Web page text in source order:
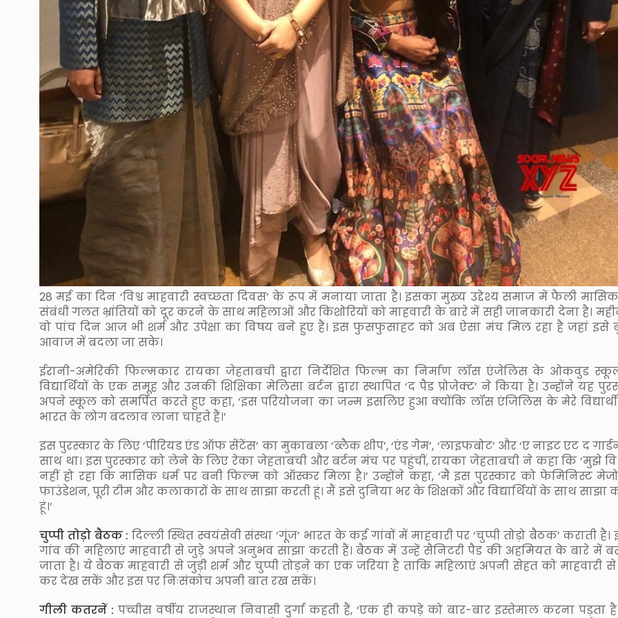
28 मई का दिन ‘विश्व माहवारी स्वच्छता दिवस’ के रूप में मनाया जाता है। इसका मुख्य उद्देश्य समाज में फैली मासिक
संबंधी गलत भ्रांतियों को दूर करने के साथ महिलाओं और किशोरियों को माहवारी के बारे में सही जानकारी देना है।
वो पांच दिन आज भी शर्म और उपेक्षा का विषय बने हुए हैं। इस फुसफुसाहट को अब ऐसा मंच मिल रहा है जहां इसे
आवाज में बदला जा सके।
ईरानी-अमेरिकी फिल्मकार रायका जेहताबची द्वारा निर्देशित फिल्म का निर्माण लॉस एंजेलिस के ओकवुड
विद्यार्थियों के एक समूह और उनकी शिक्षिका मेलिसा बर्टन द्वारा स्थापित ‘द पैड प्रोजेक्ट’ ने किया है। उन्होंने यह
अपने स्कूल को समर्पित करते हुए कहा, ‘इस परियोजना का जन्म इसलिए हुआ क्योंकि लॉस एंजिलिस के मेरे
भारत के लोग बदलाव लाना चाहते हैं।’
इस पुरस्कार के लिए ‘पीरियड एंड ऑफ सेंटेंस’ का मुकाबला ‘ब्लैक शीप’, ‘एंड गेम’, ‘लाइफबोट’ और ‘ए नाइट एट द
साथ था। इस पुरस्कार को लेने के लिए रेका जेहताबची और बर्टन मंच पर पहुंचीं, रायका जेहताबची ने कहा कि ‘मुझे
नहीं हो रहा कि मासिक धर्म पर बनी फिल्म को ऑस्कर मिला है।’ उन्होंने कहा, ‘मैं इस पुरस्कार को फेमिनिस्ट
फाउंडेशन, पूरी टीम और कलाकारों के साथ साझा करती हूं। मैं इसे दुनिया भर के शिक्षकों और विद्यार्थियों के साथ साझा
हूं।’
चुप्पी तोड़ो बैठक : दिल्ली स्थित स्वयंसेवी संस्था ‘गूंज’ भारत के कई गांवों में माहवारी पर ‘चुप्पी तोड़ो बैठक’ कराती
गांव की महिलाएं माहवारी से जुड़े अपने अनुभव साझा करती हैं। बैठक में उन्हें सैनिटरी पैड की अहमियत के बारे में
जाता है। ये बैठक माहवारी से जुड़ी शर्म और चुप्पी तोड़ने का एक जरिया है ताकि महिलाएं अपनी सेहत को माहवारी से
कर देख सकें और इस पर निःसंकोच अपनी बात रख सकें।
गीली कतरनें : पच्चीस वर्षीय राजस्थान निवासी दुर्गा कहती हैं, ‘एक ही कपड़े को बार-बार इस्तेमाल करना पड़ता